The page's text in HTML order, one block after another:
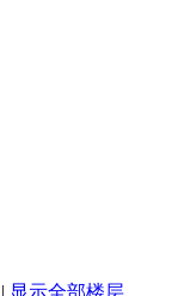
| 显示全部楼层